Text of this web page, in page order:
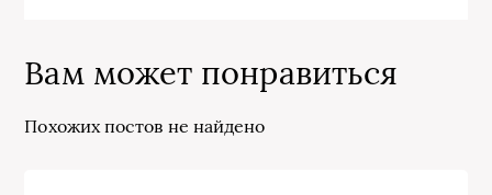
Вам может понравиться
Похожих постов не найдено